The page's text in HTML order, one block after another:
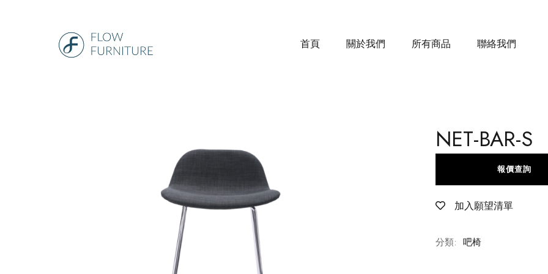
首頁 關於我們 所有商品 聯絡我們
NET-BAR-S
加入願望清單
報價查詢
分類: 吧椅